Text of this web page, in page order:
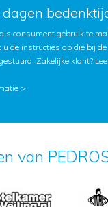
dagen
consument gebruik te
u de instructies op die bij
Zakelijke klant?
>
van